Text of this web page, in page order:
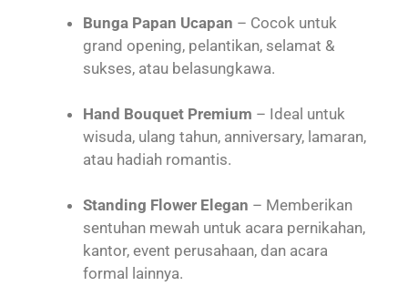
Bunga Papan Ucapan – Cocok untuk
grand opening, pelantikan, selamat &
sukses, atau belasungkawa.
Hand Bouquet Premium – Ideal untuk
wisuda, ulang tahun, anniversary, lamaran,
atau hadiah romantis.
Standing Flower Elegan – Memberikan
sentuhan mewah untuk acara pernikahan,
kantor, event perusahaan, dan acara
formal lainnya.